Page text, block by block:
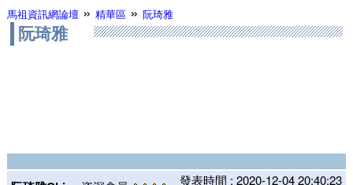
馬祖資訊網論壇» 精華區» 阮琦雅
阮琦雅
發表時間 : 2020-12-04 20:40:23